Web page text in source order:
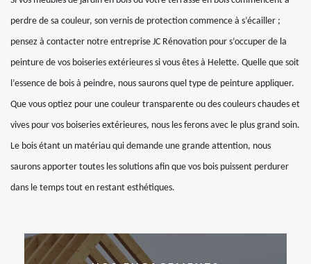
perdre de sa couleur, son vernis de protection commence à s’écailler ;
pensez à contacter notre entreprise JC Rénovation pour s’occuper de la
peinture de vos boiseries extérieures si vous êtes à Helette. Quelle que soit
l’essence de bois à peindre, nous saurons quel type de peinture appliquer.
Que vous optiez pour une couleur transparente ou des couleurs chaudes et
vives pour vos boiseries extérieures, nous les ferons avec le plus grand soin.
Le bois étant un matériau qui demande une grande attention, nous
saurons apporter toutes les solutions afin que vos bois puissent perdurer
dans le temps tout en restant esthétiques.